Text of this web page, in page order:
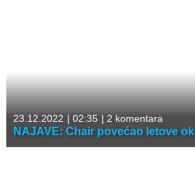
23.12.2022 | 02:35 | 2 komentara
NAJAVE: Chair povećao letove